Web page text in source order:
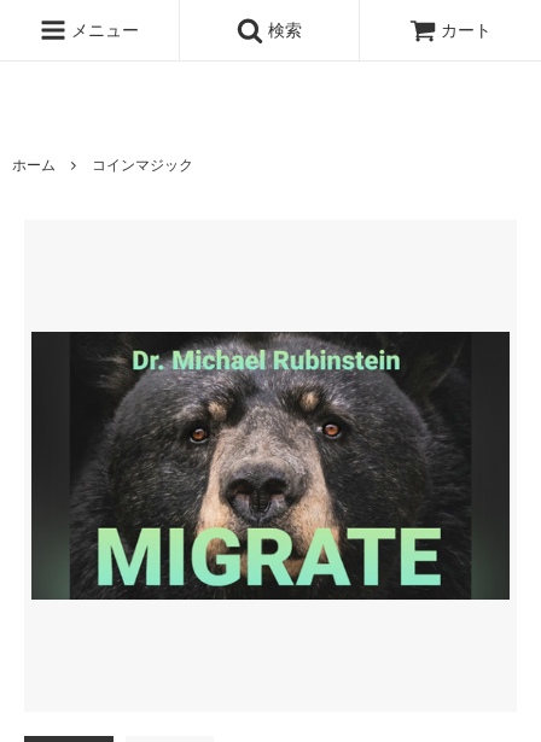
メニュー 検索 カート
ホーム コインマジック